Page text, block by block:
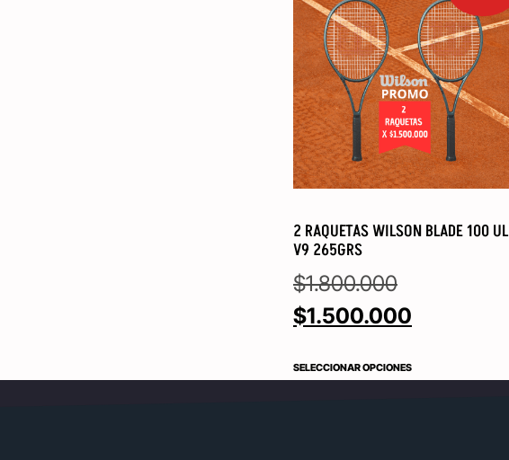
2 RAQUETAS WILSON BLADE 100 UL
V9 265GRS
$1.800.000
$1.500.000
SELECCIONAR OPCIONES